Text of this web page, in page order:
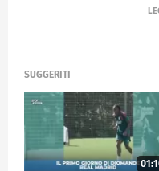
SUGGERITI